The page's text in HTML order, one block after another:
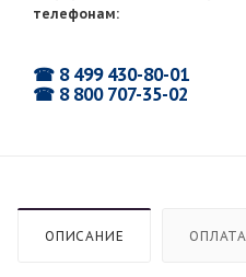
телефонам:
☎ 8 499 430-80-01
☎ 8 800 707-35-02
ОПИСАНИЕ ОПЛАТА